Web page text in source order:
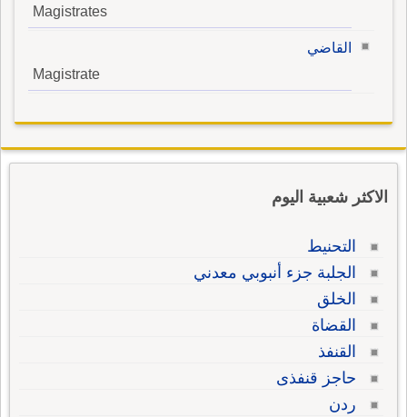
Magistrates
القاضي
Magistrate
الاكثر شعبية اليوم
التحنيط
الجلبة جزء أنبوبي معدني
الخلق
القضاة
القنفذ
حاجز قنفذى
ردن